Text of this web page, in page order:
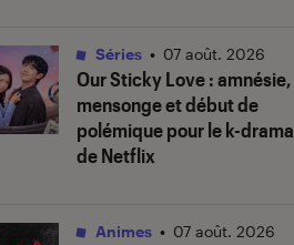
Our Sticky Love: amnésie,
mensonge et début de
polémique pour le k-drama
de Netflix
Séries • 07 août. 2026
Animes • 07 août. 2026